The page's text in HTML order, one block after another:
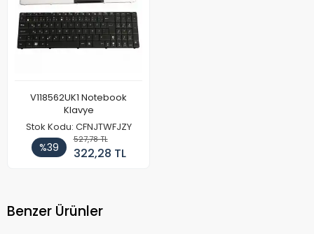
V118562UK1 Notebook
Klavye
Stok Kodu: CFNJTWFJZY
%39
527,78 TL
322,28 TL
Benzer Ürünler